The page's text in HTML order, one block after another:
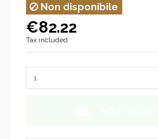
Non disponibile
€82.22
Tax included